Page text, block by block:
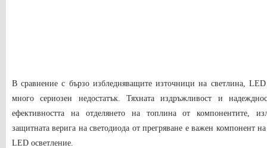
В сравнение с бързо избледняващите източници на светлина,
много сериозен недостатък. Тяхната издръжливост и
ефективността на отделянето на топлина от компонентите,
защитната верига на светодиода от прегряване е важен компонент на
LED осветление.